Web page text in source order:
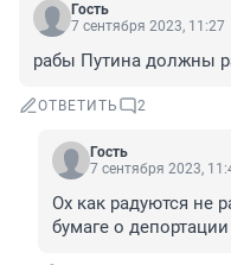
Гость
7 сентября 2023, 11:27
рабы Путина должны
ОТВЕТИТЬ 2
Гость
7 сентября 2023,
Ох как радуются не
бумаге о